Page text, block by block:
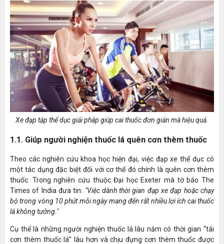
Xe đạp tập thể dục giải pháp giúp cai thuốc đơn giản mà hiệu quả.
1.1. Giúp người nghiện thuốc lá quên cơn thèm thuốc
Theo các nghiên cứu khoa học hiện đại, việc đạp xe thể dục có
một tác dụng đặc biệt đối với cơ thể đó chính là quên cơn thèm
thuốc. Trong nghiên cứu thuộc Đại học Exeter mà tờ báo The
Times of India đưa tin: "Việc dành thời gian đạp xe đạp hoặc chạy
bộ trong vòng 10 phút mỗi ngày mang đến rất nhiều lợi ích cai thuốc
lá không tưởng."
Cụ thể là những người nghiện thuốc lá lâu năm có thời gian “tái
cơn thèm thuốc lá” lâu hơn và chịu đựng cơn thèm thuốc được